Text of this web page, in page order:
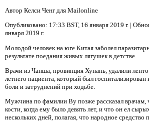
Автор Келси Ченг для Mailonline
Опубликовано: 17:33 BST, 16 января 2019 г. |
января 2019 г.
Молодой человек на юге Китая заболел
результате поедания живых лягушек в детстве.
Врачи из Чанша, провинция Хунань, удалили
летнего пациента, который был госпитализирован
боли и затруднений при ходьбе.
Мужчина по фамилии Ву позже рассказал врачам,
кости, когда ему было девять лет, и что он ел
нескольких дней, полагая, что народное